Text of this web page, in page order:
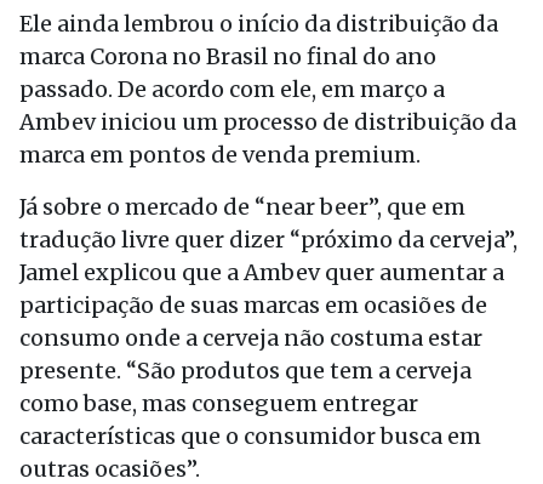
Ele ainda lembrou o início da distribuição da
marca Corona no Brasil no final do ano
passado. De acordo com ele, em março a
Ambev iniciou um processo de distribuição da
marca em pontos de venda premium.
Já sobre o mercado de “near beer”, que em
tradução livre quer dizer “próximo da cerveja”,
Jamel explicou que a Ambev quer aumentar a
participação de suas marcas em ocasiões de
consumo onde a cerveja não costuma estar
presente. “São produtos que tem a cerveja
como base, mas conseguem entregar
características que o consumidor busca em
outras ocasiões”.